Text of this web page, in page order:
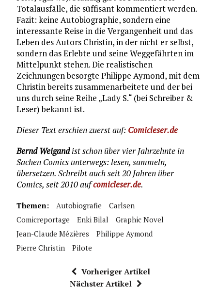
Totalausfälle, die süffisant kommentiert werden.
Fazit: keine Autobiographie, sondern eine
interessante Reise in die Vergangenheit und das
Leben des Autors Christin, in der nicht er selbst,
sondern das Erlebte und seine Weggefährten im
Mittelpunkt stehen. Die realistischen
Zeichnungen besorgte Philippe Aymond, mit dem
Christin bereits zusammenarbeitete und der bei
uns durch seine Reihe „Lady S.“ (bei Schreiber &
Leser) bekannt ist.
Dieser Text erschien zuerst auf: Comicleser.de
Bernd Weigandist schon über vier Jahrzehnte in
Sachen Comics unterwegs: lesen, sammeln,
übersetzen. Schreibt auch seit 20 Jahren über
Comics, seit 2010 aufcomicleser.de.
Themen: Autobiografie
Carlsen
Comicreportage
Enki Bilal
Graphic Novel
Jean-Claude Mézières
Philippe Aymond
Pierre Christin
Pilote
Vorheriger Artikel
Nächster Artikel